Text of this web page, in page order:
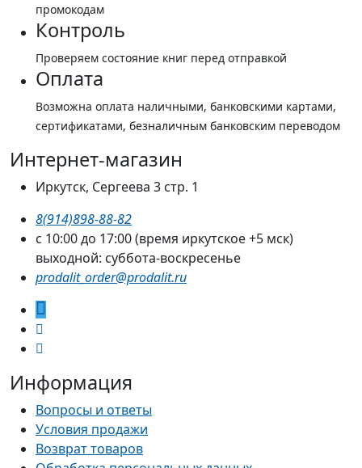
промокодам
Контроль
Проверяем состояние книг перед отправкой
Оплата
Возможна оплата наличными, банковскими картами,
сертификатами, безналичным банковским переводом
Интернет-магазин
Иркутск, Сергеева 3 стр. 1
8(914)898-88-82
с 10:00 до 17:00 (время иркутское +5 мск)
выходной: суббота-воскресенье
prodalit_order@prodalit.ru
Информация
Вопросы и ответы
Условия продажи
Возврат товаров